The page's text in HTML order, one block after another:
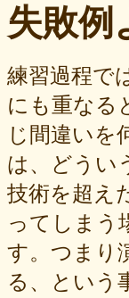
失敗例
練習過程で
にも重なる
じ間違いを
は、どうい
技術を超え
ってしまう
す。つまり
る、という